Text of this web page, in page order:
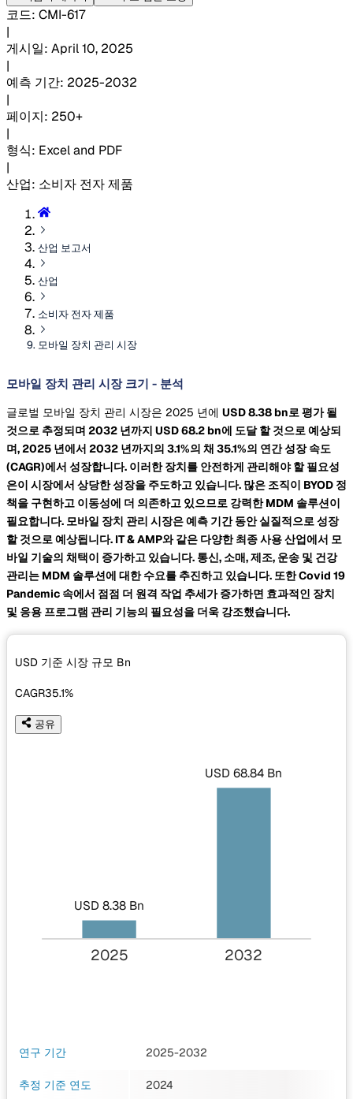
코드: CMI-617
|
게시일: April 10, 2025
|
예측 기간: 2025-2032
|
페이지: 250+
|
형식: Excel and PDF
|
산업: 소비자 전자 제품
산업 보고서
산업
소비자 전자 제품
모바일 장치 관리 시장
모바일 장치 관리 시장 크기 - 분석
글로벌 모바일 장치 관리 시장은 2025 년에 USD 8.38 bn로 평가 될
것으로 추정되며 2032 년까지 USD 68.2 bn에 도달 할 것으로 예상되
며, 2025 년에서 2032 년까지의 3.1%의 채 35.1%의 연간 성장 속도
(CAGR)에서 성장합니다. 이러한 장치를 안전하게 관리해야 할 필요성
은이 시장에서 상당한 성장을 주도하고 있습니다. 많은 조직이 BYOD 정
책을 구현하고 이동성에 더 의존하고 있으므로 강력한 MDM 솔루션이
필요합니다. 모바일 장치 관리 시장은 예측 기간 동안 실질적으로 성장
할 것으로 예상됩니다. IT & AMP와 같은 다양한 최종 사용 산업에서 모
바일 기술의 채택이 증가하고 있습니다. 통신, 소매, 제조, 운송 및 건강
관리는 MDM 솔루션에 대한 수요를 추진하고 있습니다. 또한 Covid 19
Pandemic 속에서 점점 더 원격 작업 추세가 증가하면 효과적인 장치
및 응용 프로그램 관리 기능의 필요성을 더욱 강조했습니다.
USD 기준 시장 규모 Bn
CAGR35.1%
공유
USD 8.38 Bn
USD 68.84 Bn
2025 2032
연구 기간 2025-2032
추정 기준 연도 2024